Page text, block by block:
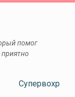
помог
Супервохр